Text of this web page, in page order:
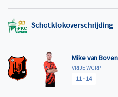
Schotklokoverschrijding
Mike van Boven
VRIJE WORP
11- 14